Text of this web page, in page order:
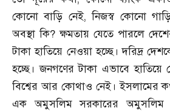
কোনো বাড়ি নেই,নিজস্ব কোনো
অবস্থা কি?ক্ষমতায় যেতে পারলে
টাকা হাতিয়ে নেওয়া হচ্ছে। দরিদ্র
হচ্ছে। জনগণের টাকা এভাবে
বিশ্বের আর কোথাও নেই। ইসলামের
এক অমুসলিম সরকারের অমুসলিম